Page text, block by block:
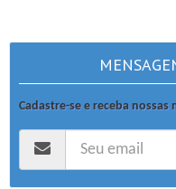
Cadastre-se e receba nossas